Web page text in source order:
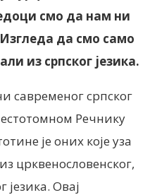
смо да нам ни
да смо само
из српског језика.
савременог српског
Речнику
је оних које уза
црквенословенског,
језика. Овај